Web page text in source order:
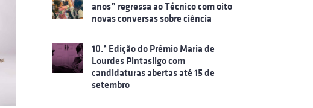
anos” regressa ao Técnico com oito
novas conversas sobre ciência
10.ª Edição do Prémio Maria de
Lourdes Pintasilgo com
candidaturas abertas até 15 de
setembro